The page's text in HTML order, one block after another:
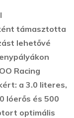
támasztotta
lehetővé
Racing
a 3.0 literes,
lóerős és 500
optimális